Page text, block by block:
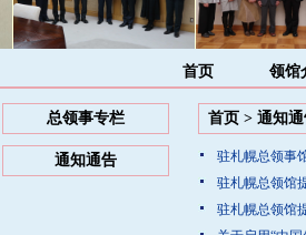
首页 领馆
总领事专栏
通知通告
首页> 通知通
驻札幌总领事
驻札幌总领馆
驻札幌总领馆